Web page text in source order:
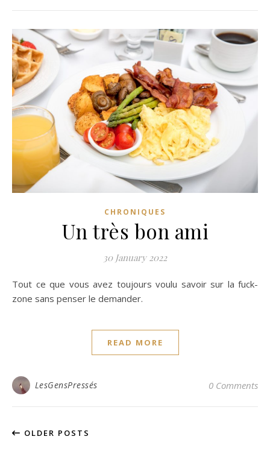
CHRONIQUES
Un très bon ami
30 January 2022
Tout ce que vous avez toujours voulu savoir sur la fuck-
zone sans penser le demander.
READ MORE
LesGensPressés 0 Comments
OLDER POSTS